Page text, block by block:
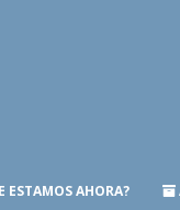
ESTAMOS AHORA?